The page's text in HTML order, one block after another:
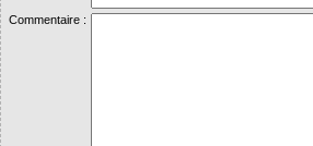
Commentaire :